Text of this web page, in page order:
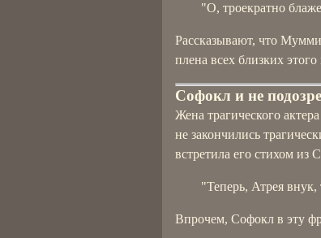
"О, троекратно
Рассказывают, что
плена всех близких этого
Софокл и не
Жена трагического
не закончились
встретила его стихом из
"Теперь, Атрея внук,
Впрочем, Софокл в эту